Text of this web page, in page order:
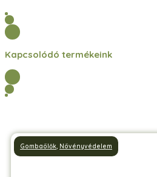
Kapcsolódó termékeink
Gombaölők, Növényvédelem